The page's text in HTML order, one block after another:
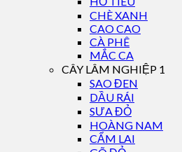
CHÈ XANH
CAO CAO
CÀ PHÊ
MẮC CA
CÂY LÂM NGHIỆP 1
SAO ĐEN
DẦU RÁI
SƯA ĐỎ
HOÀNG NAM
CẨM LAI